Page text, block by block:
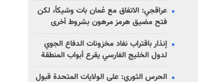
عراقجي: الاتفاق مع عُمان بات وشيكاً، لكن
فتح مضيق هرمز مرهون بشروط أخرى
إنذار باقتراب نفاد مخزونات الدفاع الجوي
لدول الخليج الفارسي يقرع أبواب المنطقة
الحرس الثوري: على الولايات المتحدة قبول